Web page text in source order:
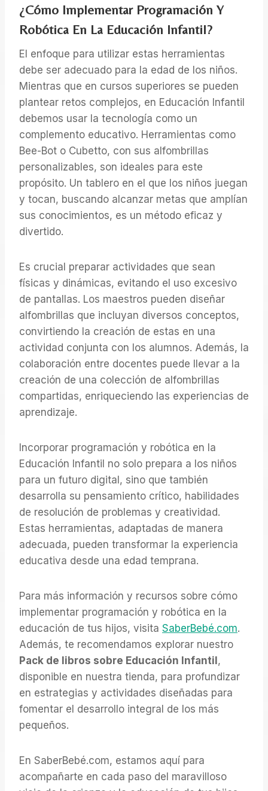
¿Cómo Implementar Programación Y
Robótica En La Educación Infantil?
El enfoque para utilizar estas herramientas
debe ser adecuado para la edad de los niños.
Mientras que en cursos superiores se pueden
plantear retos complejos, en Educación Infantil
debemos usar la tecnología como un
complemento educativo. Herramientas como
Bee-Bot o Cubetto, con sus alfombrillas
personalizables, son ideales para este
propósito. Un tablero en el que los niños juegan
y tocan, buscando alcanzar metas que amplían
sus conocimientos, es un método eficaz y
divertido.
Es crucial preparar actividades que sean
físicas y dinámicas, evitando el uso excesivo
de pantallas. Los maestros pueden diseñar
alfombrillas que incluyan diversos conceptos,
convirtiendo la creación de estas en una
actividad conjunta con los alumnos. Además, la
colaboración entre docentes puede llevar a la
creación de una colección de alfombrillas
compartidas, enriqueciendo las experiencias de
aprendizaje.
Incorporar programación y robótica en la
Educación Infantil no solo prepara a los niños
para un futuro digital, sino que también
desarrolla su pensamiento crítico, habilidades
de resolución de problemas y creatividad.
Estas herramientas, adaptadas de manera
adecuada, pueden transformar la experiencia
educativa desde una edad temprana.
Para más información y recursos sobre cómo
implementar programación y robótica en la
educación de tus hijos, visita SaberBebé.com.
Además, te recomendamos explorar nuestro
Pack de libros sobre Educación Infantil,
disponible en nuestra tienda, para profundizar
en estrategias y actividades diseñadas para
fomentar el desarrollo integral de los más
pequeños.
En SaberBebé.com, estamos aquí para
acompañarte en cada paso del maravilloso